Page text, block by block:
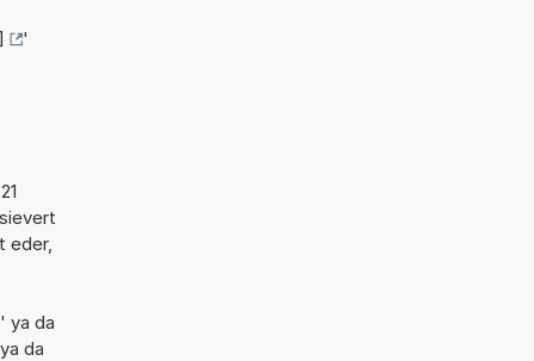
'
eder,
ya da
da